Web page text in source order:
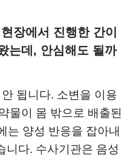
장에서 진행한 간이
는데, 안심해도 될까
됩니다. 소변을 이용
물이 몸 밖으로 배출된
는 양성 반응을 잡아내
니다. 수사기관은 음성